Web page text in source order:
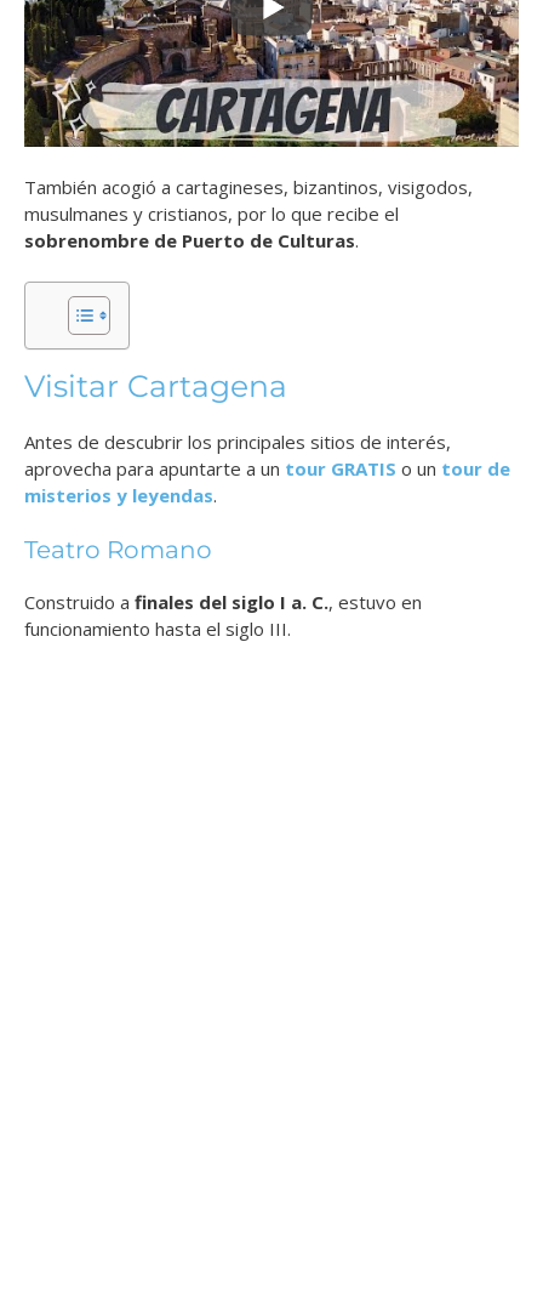
También acogió a cartagineses, bizantinos, visigodos,
musulmanes y cristianos, por lo que recibe el
sobrenombre de Puerto de Culturas.
Visitar Cartagena
Antes de descubrir los principales sitios de interés,
aprovecha para apuntarte a un tour GRATIS o un tour de
misterios y leyendas.
Teatro Romano
Construido a finales del siglo I a. C., estuvo en
funcionamiento hasta el siglo III.